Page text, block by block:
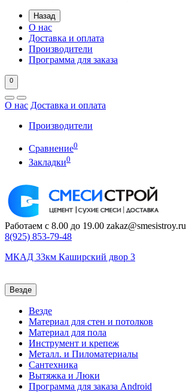
Назад
О нас
Доставка и оплата
Производители
Программа для заказа
0
О нас Доставка и оплата
Производители
Сравнение0
Закладки0
Работаем с 8.00 до 19.00 zakaz@smesistroy.ru
8(925) 853-79-48
МКАД 33км Каширский двор 3
Везде
Везде
Материал для стен и потолков
Материал для пола
Инструмент и крепеж
Металл. и Пиломатериалы
Сантехника
Вытяжка и Люки
Программа для заказа Android